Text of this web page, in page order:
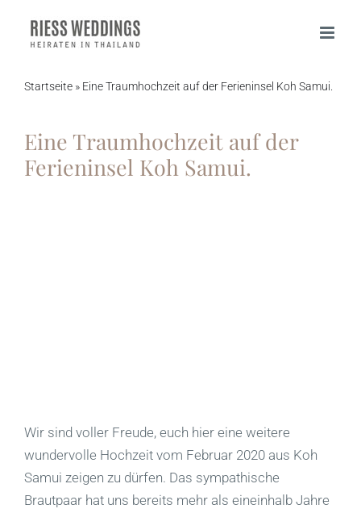
Inhalt
Startseite» Eine Traumhochzeit auf der Ferieninsel Koh Samui.
Eine Traumhochzeit auf der
Ferieninsel Koh Samui.
Wir sind voller Freude, euch hier eine weitere
wundervolle Hochzeit vom Februar 2020 aus Koh
Samui zeigen zu dürfen. Das sympathische
Brautpaar hat uns bereits mehr als eineinhalb Jahre